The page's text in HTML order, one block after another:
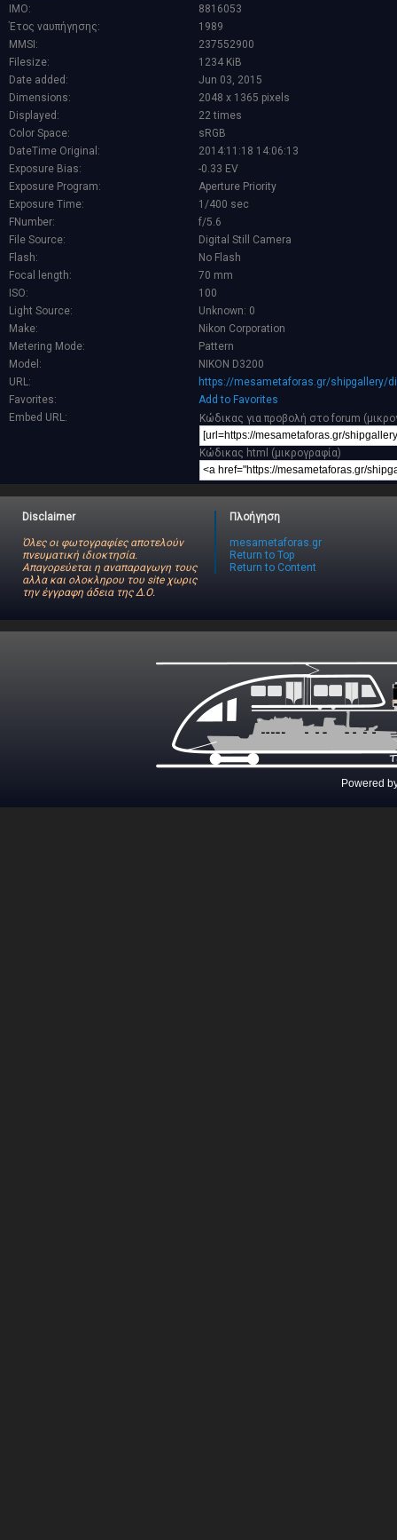
IMO:
8816053
Έτος ναυπήγησης:
1989
MMSI:
237552900
Filesize:
1234 KiB
Date added:
Jun 03, 2015
Dimensions:
2048 x 1365 pixels
Displayed:
22 times
Color Space:
sRGB
DateTime Original:
2014:11:18 14:06:13
Exposure Bias:
-0.33 EV
Exposure Program:
Aperture Priority
Exposure Time:
1/400 sec
FNumber:
f/5.6
File Source:
Digital Still Camera
Flash:
No Flash
Focal length:
70 mm
ISO:
100
Light Source:
Unknown: 0
Make:
Nikon Corporation
Metering Mode:
Pattern
Model:
NIKON D3200
URL:
https://mesametaforas.gr/shipgallery/
Favorites:
Add to Favorites
Embed URL:
Κώδικας για προβολή στο forum
Κώδικας html (μικρογραφία)
Disclaimer
Όλες οι φωτογραφίες αποτελούν
πνευματική ιδιοκτησία.
Απαγορεύεται η αναπαραγωγη τους
αλλα και ολοκληρου του site χωρις
την έγγραφη άδεια της Δ.Ο.
Πλοήγηση
mesametaforas.gr
Return to Top
Return to Content
Powered